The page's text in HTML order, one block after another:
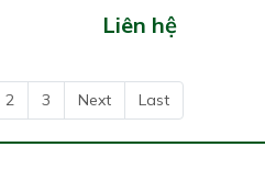
Liên hệ
2 3 Next Last